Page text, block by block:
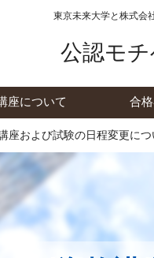
東京未来大学と株式会
公認モ
座について 合
座および試験の日程変更につ